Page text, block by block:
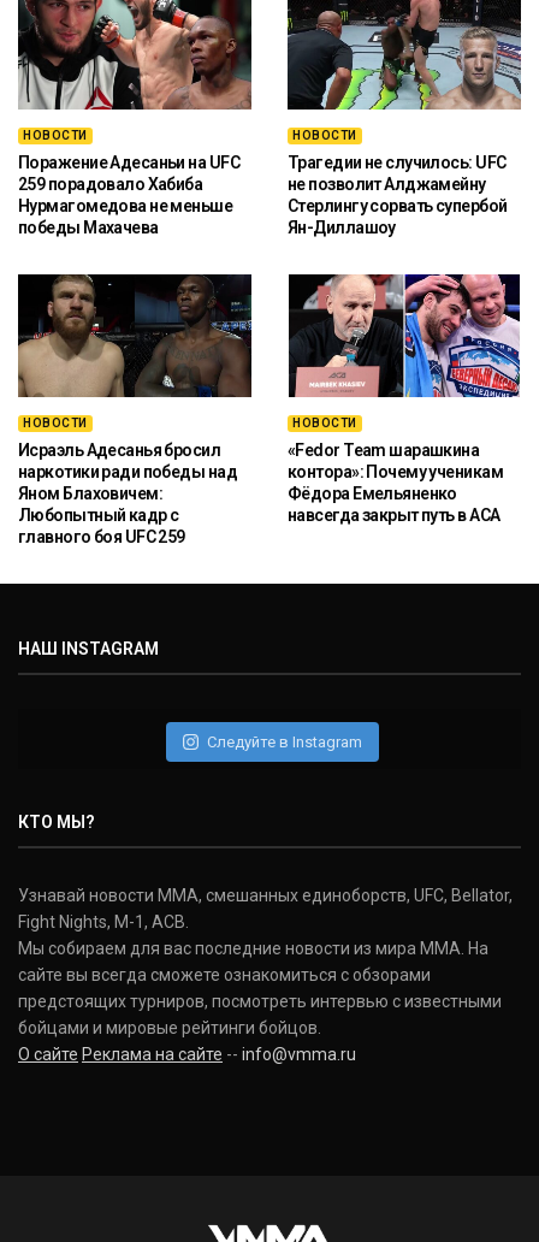
НОВОСТИ
Поражение Адесаньи на UFC
259 порадовало Хабиба
Нурмагомедова не меньше
победы Махачева
НОВОСТИ
Трагедии не случилось: UFC
не позволит Алджамейну
Стерлингу сорвать супербой
Ян-Диллашоу
НОВОСТИ
Исраэль Адесанья бросил
наркотики ради победы над
Яном Блаховичем:
Любопытный кадр с
главного боя UFC 259
НОВОСТИ
«Fedor Team шарашкина
контора»: Почему ученикам
Фёдора Емельяненко
навсегда закрыт путь в ACA
НАШ INSTAGRAM
Следуйте в Instagram
КТО МЫ?
Узнавай новости ММА, смешанных единоборств, UFC, Bellator,
Fight Nights, M-1, ACB.
Мы собираем для вас последние новости из мира ММА. На
сайте вы всегда сможете ознакомиться с обзорами
предстоящих турниров, посмотреть интервью с известными
бойцами и мировые рейтинги бойцов.
О сайте Реклама на сайте -- info@vmma.ru